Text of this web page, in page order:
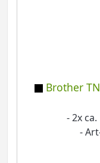
Brother
- 2x
-